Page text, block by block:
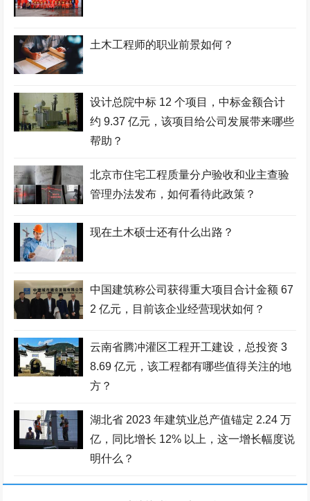
土木工程师的职业前景如何？
设计总院中标 12 个项目，中标金额合计
约 9.37 亿元，该项目给公司发展带来哪些
帮助？
北京市住宅工程质量分户验收和业主查验
管理办法发布，如何看待此政策？
现在土木硕士还有什么出路？
中国建筑称公司获得重大项目合计金额 67
2 亿元，目前该企业经营现状如何？
云南省腾冲灌区工程开工建设，总投资 3
8.69 亿元，该工程都有哪些值得关注的地
方？
湖北省 2023 年建筑业总产值锚定 2.24 万
亿，同比增长 12% 以上，这一增长幅度说
明什么？